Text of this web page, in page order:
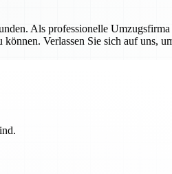
Als professionelle
Verlassen Sie sich auf uns,